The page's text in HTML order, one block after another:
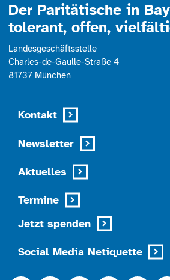
Der Paritätische in
tolerant, offen,
Landesgeschäftsstelle
Charles-de-Gaulle-Straße 4
81737 München
Kontakt
Newsletter
Aktuelles
Termine
Jetzt spenden
Social Media Netiquette